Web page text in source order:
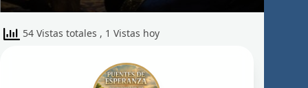
54 Vistas totales , 1 Vistas hoy